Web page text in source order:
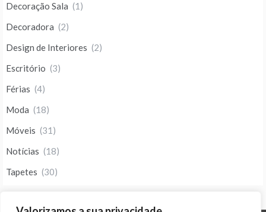
Decoração Sala (1)
Decoradora (2)
Design de Interiores (2)
Escritório (3)
Férias (4)
Moda (18)
Móveis (31)
Notícias (18)
Tapetes (30)